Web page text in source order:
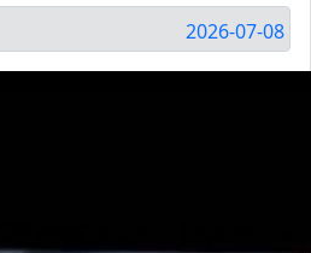
2026-07-08